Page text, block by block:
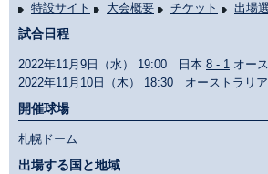
特設サイト 大会概要 チケット 出場
試合日程
2022年11月9日（水） 19:00 日本 8 - 1 オー
2022年11月10日（木） 18:30 オーストラリア
開催球場
札幌ドーム
出場する国と地域